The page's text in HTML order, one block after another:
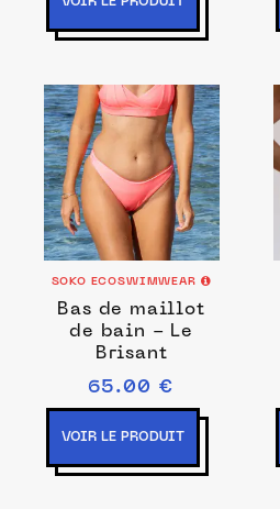
SOKO ECOSWIMWEAR
Bas de maillot
de bain - Le
Brisant
65.00 €
VOIR LE PRODUIT